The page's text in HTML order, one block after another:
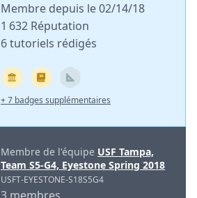
Membre depuis le 02/14/18
1 632 Réputation
6 tutoriels rédigés
+ 7 badges supplémentaires
Membre de l'équipe USF Tampa,
Team S5-G4, Eyestone Spring 2018
USFT-EYESTONE-S18S5G4